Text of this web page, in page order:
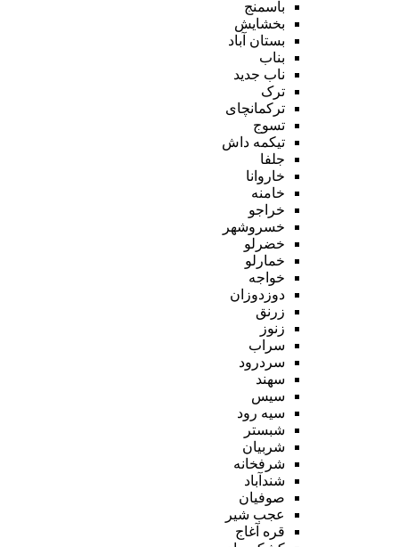
باسمنج
بخشایش
بستان آباد
بناب
ناب جدید
ترک
ترکمانچای
تسوج
تیکمه داش
جلفا
خاروانا
خامنه
خراجو
خسروشهر
خضرلو
خمارلو
خواجه
دوزدوزان
زرنق
زنوز
سراب
سردرود
سهند
سیس
سیه رود
شبستر
شربیان
شرفخانه
شندآباد
صوفیان
عجب شیر
قره آغاج